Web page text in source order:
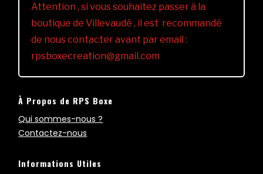
Attention , si vous souhaitez passer à la
boutique de Villevaudé , il est recommandé
de nous contacter avant par email :
rpsboxecreation@gmail.com
À Propos de RPS Boxe
Qui sommes-nous ?
Contactez-nous
Informations Utiles